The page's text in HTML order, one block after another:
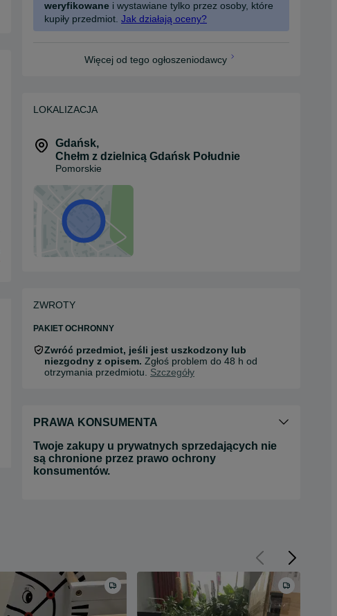
weryfikowane i wystawiane tylko przez osoby, które
kupiły przedmiot. Jak działają oceny?
Więcej od tego ogłoszeniodawcy
LOKALIZACJA
Gdańsk,
Chełm z dzielnicą Gdańsk Południe
Pomorskie
ZWROTY
PAKIET OCHRONNY
Zwróć przedmiot, jeśli jest uszkodzony lub
niezgodny z opisem. Zgłoś problem do 48 h od
otrzymania przedmiotu. Szczegóły
PRAWA KONSUMENTA
Twoje zakupy u prywatnych sprzedających nie
są chronione przez prawo ochrony
konsumentów.